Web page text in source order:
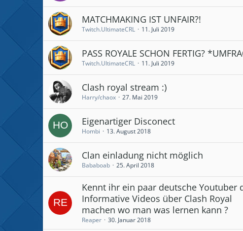
MATCHMAKING IST UNFAIR?!
Twitch.UltimateCRL 11. Juli 2019
PASS ROYALE SCHON FERTIG?
Twitch.UltimateCRL 11. Juli 2019
Clash royal stream :)
Harry/chaox 27. Mai 2019
Eigenartiger Disconect
Hombi 13. August 2018
Clan einladung nicht möglich
Bababoab 25. April 2018
Kennt ihr ein paar deutsche Youtuber
Informative Videos über Clash Royal
machen wo man was lernen kann ?
Reaper 30. Januar 2018